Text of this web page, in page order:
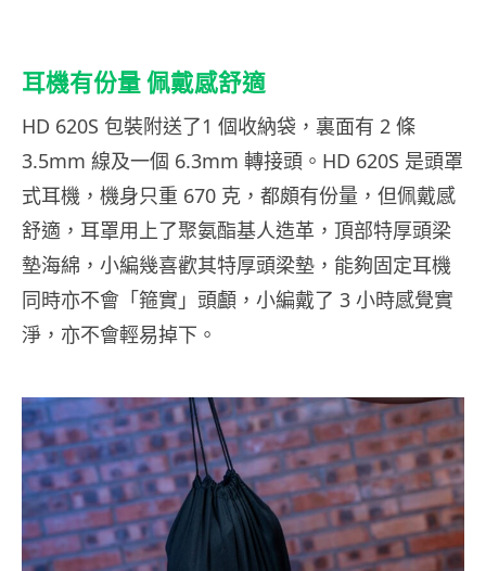
耳機有份量佩戴感舒適
HD 620S 包裝附送了1 個收納袋，裏面有 2 條
3.5mm 線及一個 6.3mm 轉接頭。HD 620S 是頭罩
式耳機，機身只重 670 克，都頗有份量，但佩戴感
舒適，耳罩用上了聚氨酯基人造革，頂部特厚頭梁
墊海綿，小編幾喜歡其特厚頭梁墊，能夠固定耳機
同時亦不會「箍實」頭顱，小編戴了 3 小時感覺實
淨，亦不會輕易掉下。